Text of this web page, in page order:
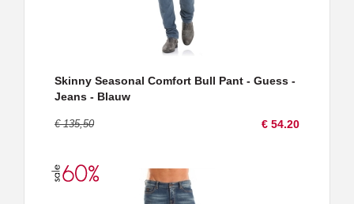
Skinny Seasonal Comfort Bull Pant - Guess -
Jeans - Blauw
€ 135,50 € 54.20